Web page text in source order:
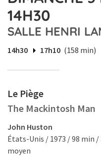
14H30
SALLE HENRI
14h30 17h10 (158 min)
Le Piège
The Mackintosh Man
John Huston
États-Unis / 1973 / 98 min
moyen